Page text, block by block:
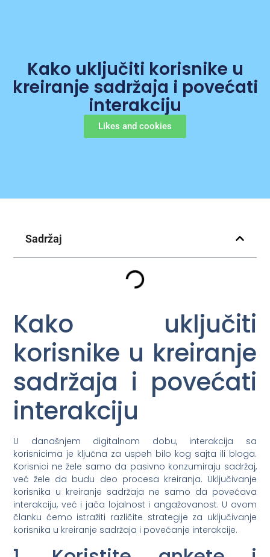
Kako uključiti korisnike u
kreiranje sadržaja i povećati
interakciju
Likes and cookies
Sadržaj
Kako uključiti
korisnike u kreiranje
sadržaja i povećati
interakciju
U današnjem digitalnom dobu, interakcija sa
korisnicima je ključna za uspeh bilo kog sajta ili bloga.
Korisnici ne žele samo da pasivno konzumiraju sadržaj,
već žele da budu deo procesa kreiranja. Uključivanje
korisnika u kreiranje sadržaja ne samo da povećava
interakciju, već i jača lojalnost i angažovanost. U ovom
članku ćemo istražiti različite strategije za uključivanje
korisnika u kreiranje sadržaja i povećanje interakcije.